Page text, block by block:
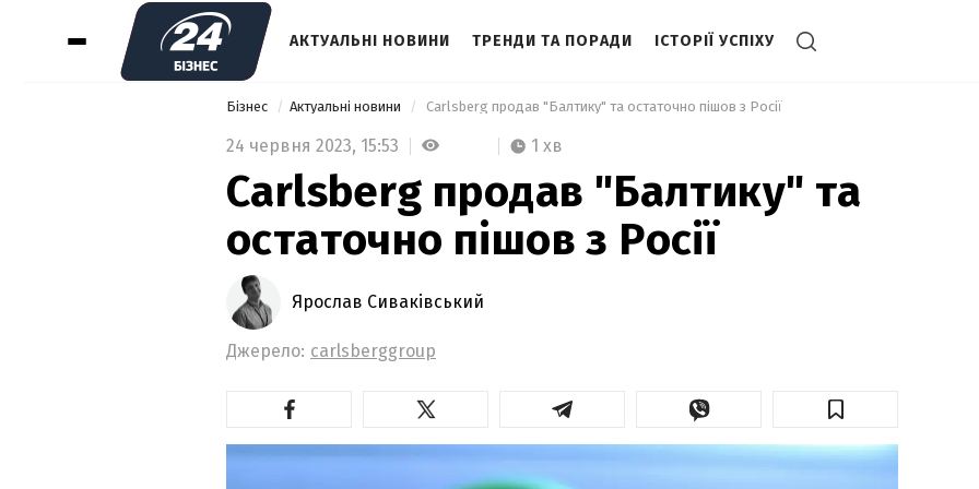
АКТУАЛЬНІ НОВИНИ ТРЕНДИ ТА ПОРАДИ ІСТОРІЇ УСПІХУ
Бізнес Актуальні новини Carlsberg продав "Балтику" та остаточно пішов з Росії
24 червня 2023, 15:53 1 хв
Carlsberg продав "Балтику" та
остаточно пішов з Росії
Ярослав Сиваківський
Джерело: carlsberggroup